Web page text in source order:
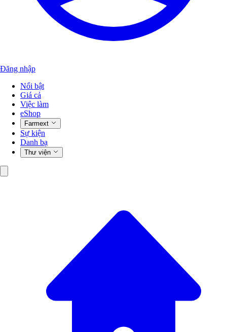
Đăng nhập
Nổi bật
Giá cả
Việc làm
eShop
Farmext
Sự kiện
Danh bạ
Thư viện